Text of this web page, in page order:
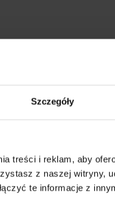
Szczegóły
treści i reklam, aby
z naszej witryny,
te informacje z